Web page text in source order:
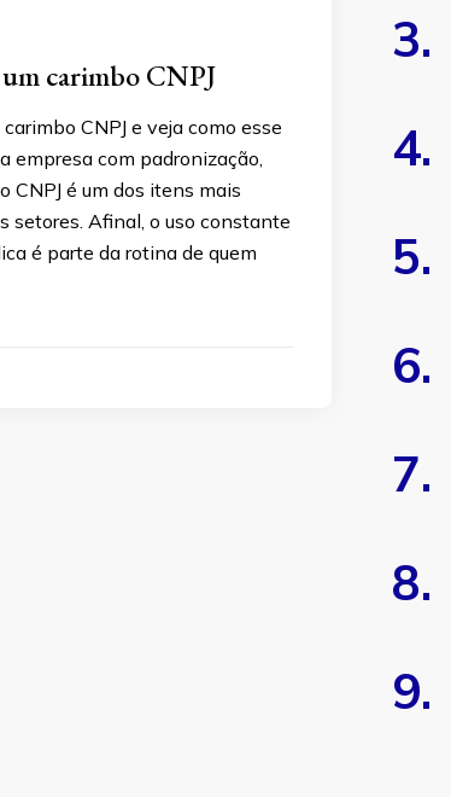
carimbo CNPJ
CNPJ e veja como esse
empresa com padronização,
CNPJ é um dos itens mais
setores. Afinal, o uso constante
é parte da rotina de quem